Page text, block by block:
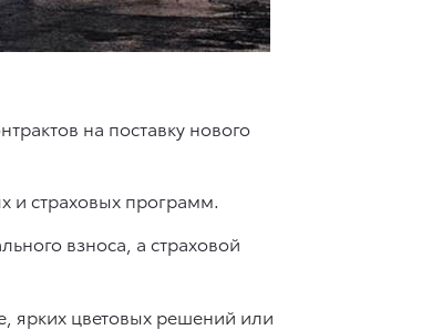
на поставку нового
и страховых программ.
взноса, а страховой
ярких цветовых решений или